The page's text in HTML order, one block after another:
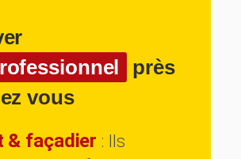
près
vous
& façadier : Ils